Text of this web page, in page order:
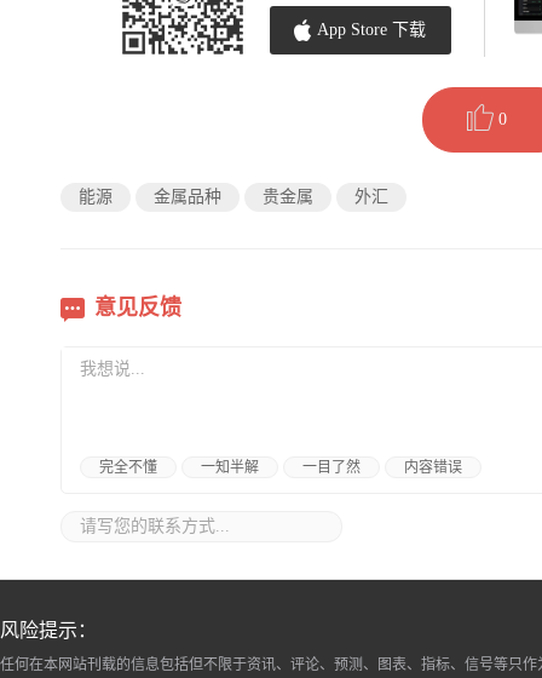
App Store 下载
0
能源 金属品种 贵金属 外汇
意见反馈
完全不懂 一知半解 一目了然 内容错误
风险提示：
任何在本网站刊载的信息包括但不限于资讯、评论、预测、图表、指标、信号等只